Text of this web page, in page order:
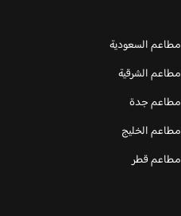
مطاعم السعودية
مطاعم الشرقية
مطاعم جدة
مطاعم الخليج
مطاعم قطر